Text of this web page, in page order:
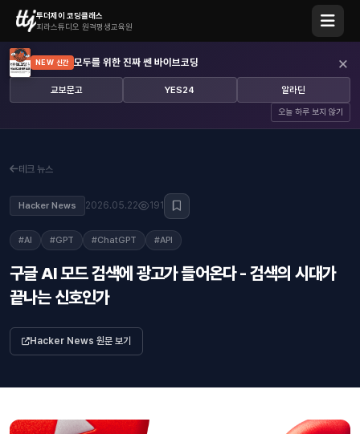
투더제이 코딩클래스
피라스튜디오 원격평생교육원
NEW 신간 모두를 위한 진짜 쎈 바이브코딩
교보문고 YES24 알라딘
오늘 하루 보지 않기
×
테크 뉴스
Hacker News 2026.05.22 191
#AI #GPT #ChatGPT #API
구글 AI 모드 검색에 광고가 들어온다 - 검색의 시대가
끝나는 신호인가
Hacker News 원문 보기